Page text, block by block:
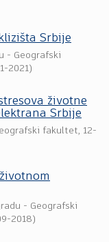
Srbije
- Geografski
2021)
životne
Srbije
fakultet, 12-
- Geografski
2018)